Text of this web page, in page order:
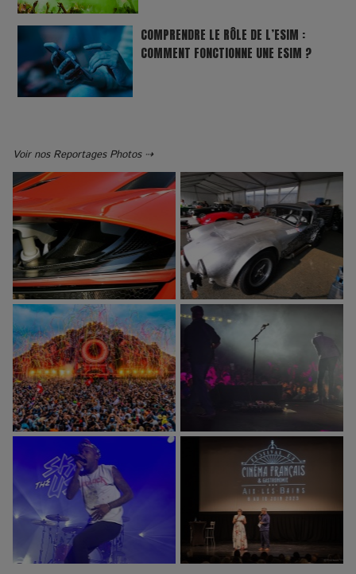
COMPRENDRE LE RÔLE DE L’ESIM :
COMMENT FONCTIONNE UNE ESIM ?
Voir nos Reportages Photos ⇢